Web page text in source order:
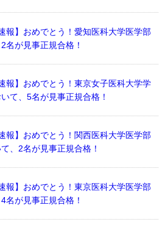
報】おめでとう！愛知医科大学医学部
名が見事正規合格！
報】おめでとう！東京女子医科大学学
て、5名が見事正規合格！
報】おめでとう！関西医科大学医学部
、2名が見事正規合格！
報】おめでとう！東京医科大学医学部
名が見事正規合格！